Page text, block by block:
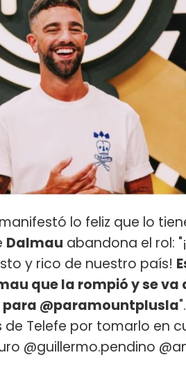
manifestó lo feliz que lo
Dalmau abandona el rol:
y rico de nuestro país!
que la rompió y se va
@paramountplusla
de Telefe por tomarlo en
@guillermo.pendino